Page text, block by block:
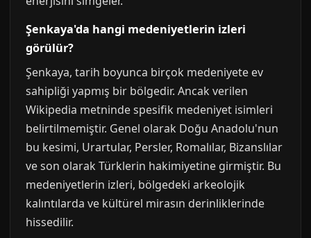
Şenkaya'da hangi medeniyetlerin izleri
görülür?
Şenkaya, tarih boyunca birçok medeniyete ev
sahipliği yapmış bir bölgedir. Ancak verilen
Wikipedia metninde spesifik medeniyet isimleri
belirtilmemiştir. Genel olarak Doğu Anadolu'nun
bu kesimi, Urartular, Persler, Romalılar, Bizanslılar
ve son olarak Türklerin hakimiyetine girmiştir. Bu
medeniyetlerin izleri, bölgedeki arkeolojik
kalıntılarda ve kültürel mirasın derinliklerinde
hissedilir.